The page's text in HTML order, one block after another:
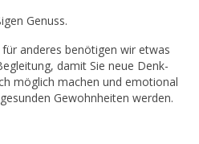
Genuss.
anderes benötigen wir etwas
damit Sie neue Denk-
möglich machen und emotional
Gewohnheiten werden.